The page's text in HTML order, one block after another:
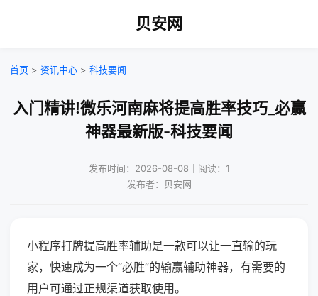
贝安网
首页 > 资讯中心 > 科技要闻
入门精讲!微乐河南麻将提高胜率技巧_必赢
神器最新版-科技要闻
发布时间：2026-08-08｜阅读：1
发布者：贝安网
小程序打牌提高胜率辅助是一款可以让一直输的玩
家，快速成为一个“必胜”的输赢辅助神器，有需要的
用户可通过正规渠道获取使用。